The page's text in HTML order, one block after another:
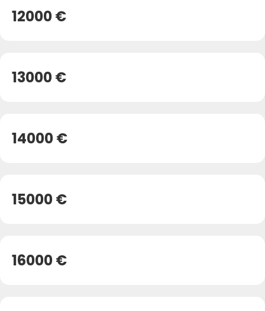
12000 €
13000 €
14000 €
15000 €
16000 €